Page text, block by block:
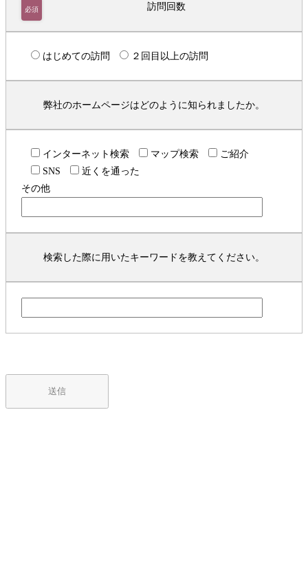
必須 訪問回数
はじめての訪問 ２回目以上の訪問
弊社のホームページはどのように知られましたか。
インターネット検索 マップ検索
ご紹介
SNS
近くを通った
その他
検索した際に用いたキーワードを教えてください。